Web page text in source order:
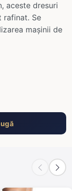
aceste dresuri
rafinat. Se
mașinii de